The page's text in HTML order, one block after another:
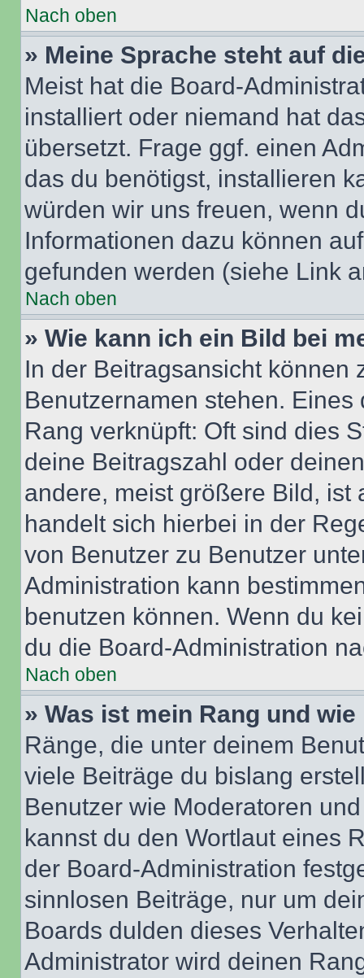
Nach oben
» Meine Sprache steht auf
Meist hat die Board-
installiert oder niemand hat
übersetzt. Frage ggf. einen
das du benötigst, installieren
würden wir uns freuen, wenn
Informationen dazu können
gefunden werden (siehe Link
Nach oben
» Wie kann ich ein Bild bei
In der Beitragsansicht können
Benutzernamen stehen.
Rang verknüpft: Oft sind dies
deine Beitragszahl oder
andere, meist größere Bild, ist
handelt sich hierbei in der
von Benutzer zu Benutzer
Administration kann
benutzen können. Wenn du
du die Board-Administration
Nach oben
» Was ist mein Rang und
Ränge, die unter deinem
viele Beiträge du bislang
Benutzer wie Moderatoren
kannst du den Wortlaut eines
der Board-Administration
sinnlosen Beiträge, nur um
Boards dulden dieses
Administrator wird deinen